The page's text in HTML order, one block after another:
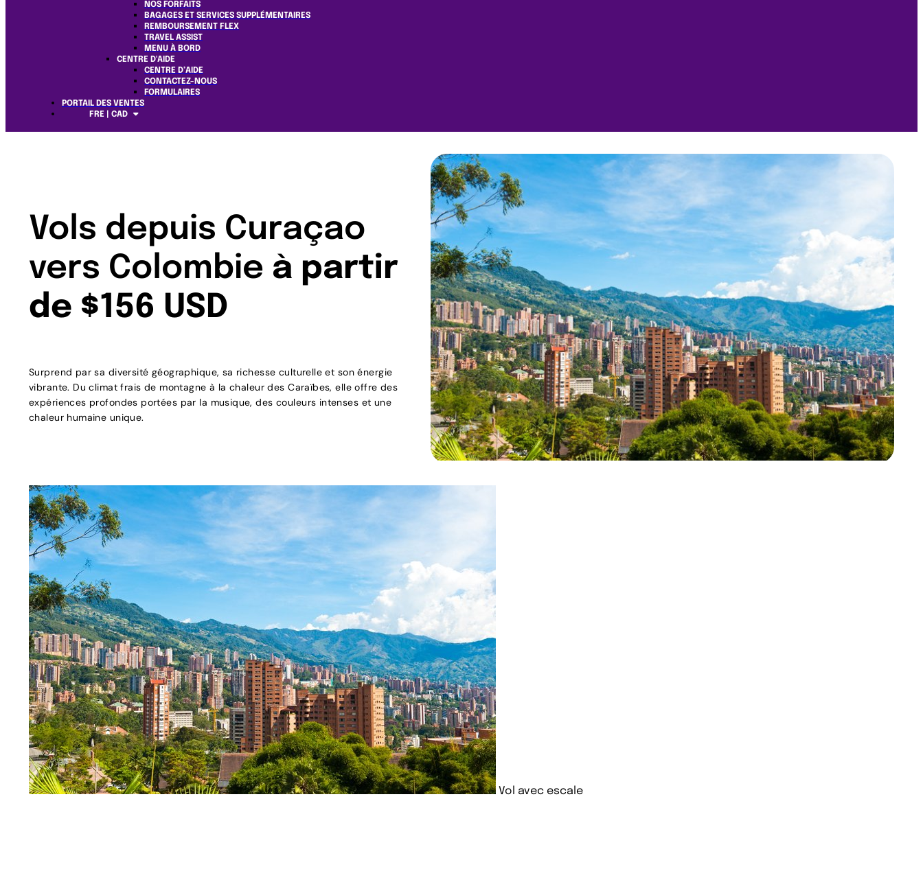
NOS FORFAITS
BAGAGES ET SERVICES SUPPLÉMENTAIRES
REMBOURSEMENT FLEX
TRAVEL ASSIST
MENU À BORD
CENTRE D'AIDE
CENTRE D’AIDE
CONTACTEZ-NOUS
FORMULAIRES
PORTAIL DES VENTES
FRE | CAD
Vols depuis Curaçao
vers Colombie à partir
de $156 USD
Surprend par sa diversité géographique, sa richesse culturelle et son énergie
vibrante. Du climat frais de montagne à la chaleur des Caraïbes, elle offre des
expériences profondes portées par la musique, des couleurs intenses et une
chaleur humaine unique.
Vol avec escale